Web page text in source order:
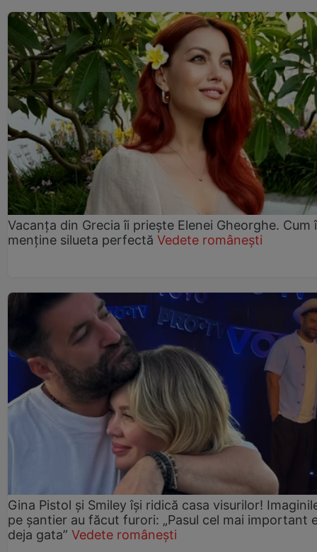
Vacanța din Grecia îi priește Elenei Gheorghe. Cum
menține silueta perfectă Vedete românești
Gina Pistol și Smiley își ridică casa visurilor!
pe șantier au făcut furori: „Pasul cel mai important
deja gata” Vedete românești